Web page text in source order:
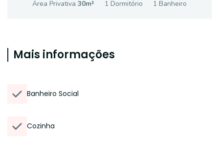
Área Privativa 30m² 1 Dormitório 1 Banheiro
Mais informações
Banheiro Social
Cozinha